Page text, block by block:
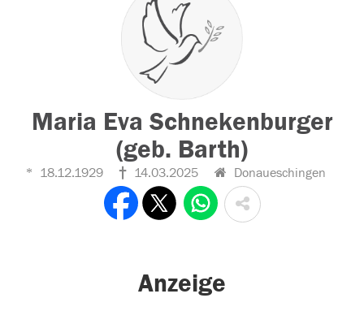
Maria Eva Schnekenburger
(geb. Barth)
18.12.1929 14.03.2025 Donaueschingen
Anzeige